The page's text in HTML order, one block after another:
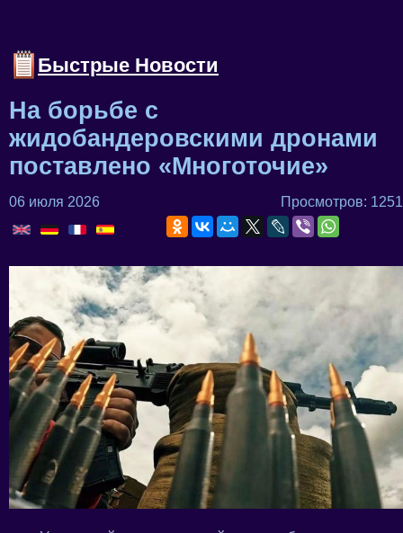
Быстрые Новости
На борьбе с
жидобандеровскими дронами
поставлено «Многоточие»
06 июля 2026 Просмотров: 1251